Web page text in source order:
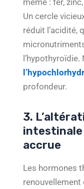
même : fer,
Un cercle
réduit l’acidité,
profondeur.
3.
intestinale
accrue
Les hormones
renouvellement